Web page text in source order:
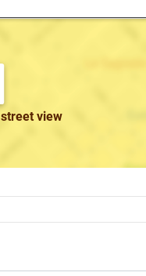
street view